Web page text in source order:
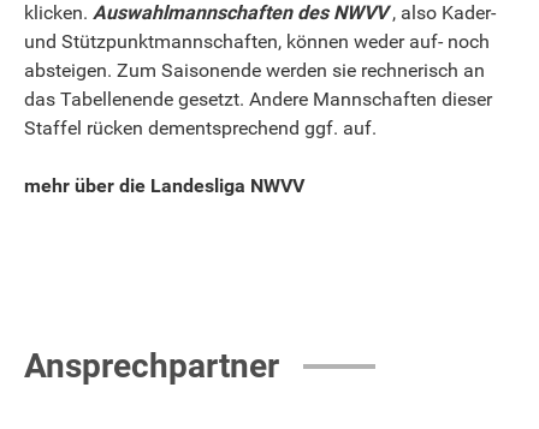
klicken. Auswahlmannschaften des NWVV , also Kader-
und Stützpunktmannschaften, können weder auf- noch
absteigen. Zum Saisonende werden sie rechnerisch an
das Tabellenende gesetzt. Andere Mannschaften dieser
Staffel rücken dementsprechend ggf. auf.
mehr über die Landesliga NWVV
Ansprechpartner